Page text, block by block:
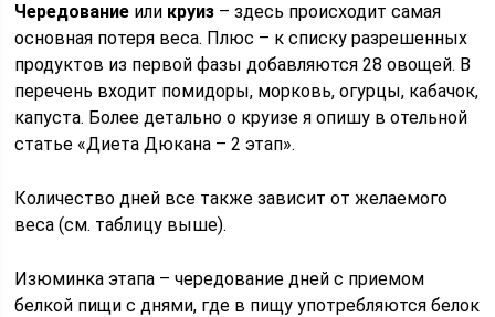
Чередование или круиз – здесь происходит самая
основная потеря веса. Плюс – к списку разрешенных
продуктов из первой фазы добавляются 28 овощей. В
перечень входит помидоры, морковь, огурцы, кабачок,
капуста. Более детально о круизе я опишу в отельной
статье «Диета Дюкана – 2 этап».
Количество дней все также зависит от желаемого
веса (см. таблицу выше).
Изюминка этапа – чередование дней с приемом
белкой пищи с днями, где в пищу употребляются белок